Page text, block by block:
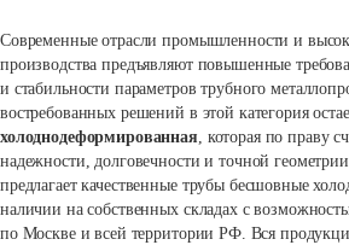
Современные отрасли промышленности и
производства предъявляют повышенные
и стабильности параметров трубного
востребованных решений в этой категория
холоднодеформированная, которая по праву
надежности, долговечности и точной
предлагает качественные трубы бесшовные
наличии на собственных складах с
по Москве и всей территории РФ. Вся